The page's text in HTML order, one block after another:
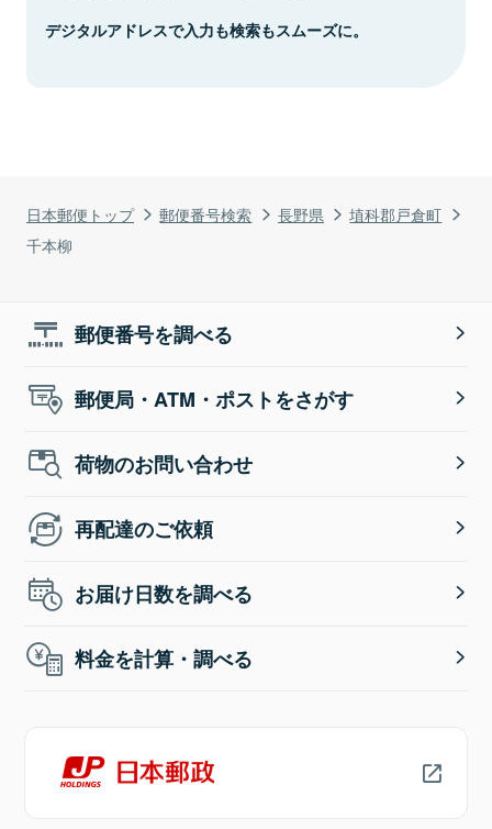
日本郵便トップ 郵便番号検索 長野県
埴科郡戸倉町
千本柳
デジタルアドレスで入力も検索もスムーズに。
郵便番号を調べる
郵便局・ATM・ポストをさがす
荷物のお問い合わせ
再配達のご依頼
お届け日数を調べる
料金を計算・調べる